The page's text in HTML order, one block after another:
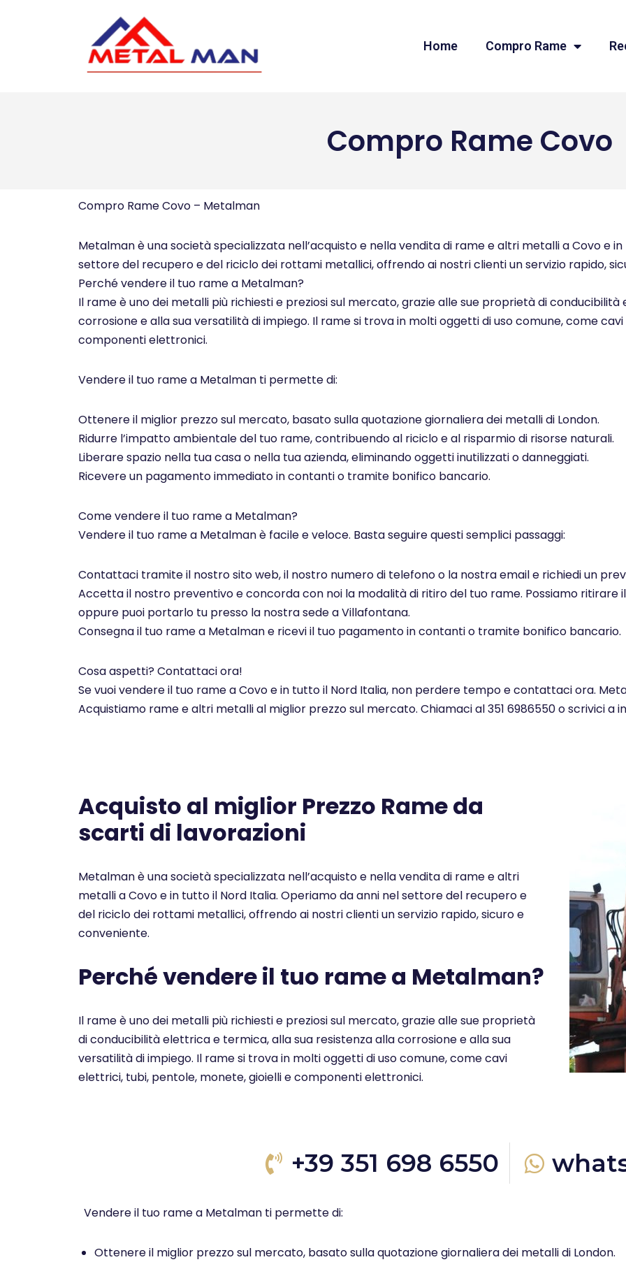
Home Compro Rame
Compro Rame Covo
Compro Rame Covo – Metalman
Metalman è una società specializzata nell’acquisto e nella vendita di rame e altri metalli a Covo e
settore del recupero e del riciclo dei rottami metallici, offrendo ai nostri clienti un servizio rapido,
Perché vendere il tuo rame a Metalman?
Il rame è uno dei metalli più richiesti e preziosi sul mercato, grazie alle sue proprietà di
corrosione e alla sua versatilità di impiego. Il rame si trova in molti oggetti di uso comune, come
componenti elettronici.
Vendere il tuo rame a Metalman ti permette di:
Ottenere il miglior prezzo sul mercato, basato sulla quotazione giornaliera dei metalli di London.
Ridurre l’impatto ambientale del tuo rame, contribuendo al riciclo e al risparmio di risorse naturali.
Liberare spazio nella tua casa o nella tua azienda, eliminando oggetti inutilizzati o danneggiati.
Ricevere un pagamento immediato in contanti o tramite bonifico bancario.
Come vendere il tuo rame a Metalman?
Vendere il tuo rame a Metalman è facile e veloce. Basta seguire questi semplici passaggi:
Contattaci tramite il nostro sito web, il nostro numero di telefono o la nostra email e richiedi un
Accetta il nostro preventivo e concorda con noi la modalità di ritiro del tuo rame. Possiamo ritirare
oppure puoi portarlo tu presso la nostra sede a Villafontana.
Consegna il tuo rame a Metalman e ricevi il tuo pagamento in contanti o tramite bonifico bancario.
Cosa aspetti? Contattaci ora!
Se vuoi vendere il tuo rame a Covo e in tutto il Nord Italia, non perdere tempo e contattaci ora.
Acquistiamo rame e altri metalli al miglior prezzo sul mercato. Chiamaci al 351 6986550 o scrivici
Acquisto al miglior Prezzo Rame da
scarti di lavorazioni
Metalman è una società specializzata nell’acquisto e nella vendita di rame e altri
metalli a Covo e in tutto il Nord Italia. Operiamo da anni nel settore del recupero e
del riciclo dei rottami metallici, offrendo ai nostri clienti un servizio rapido, sicuro e
conveniente.
Perché vendere il tuo rame a Metalman?
Il rame è uno dei metalli più richiesti e preziosi sul mercato, grazie alle sue proprietà
di conducibilità elettrica e termica, alla sua resistenza alla corrosione e alla sua
versatilità di impiego. Il rame si trova in molti oggetti di uso comune, come cavi
elettrici, tubi, pentole, monete, gioielli e componenti elettronici.
+39 351 698 6550
Vendere il tuo rame a Metalman ti permette di:
Ottenere il miglior prezzo sul mercato, basato sulla quotazione giornaliera dei metalli di London.